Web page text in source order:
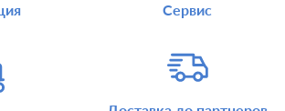
Сервис